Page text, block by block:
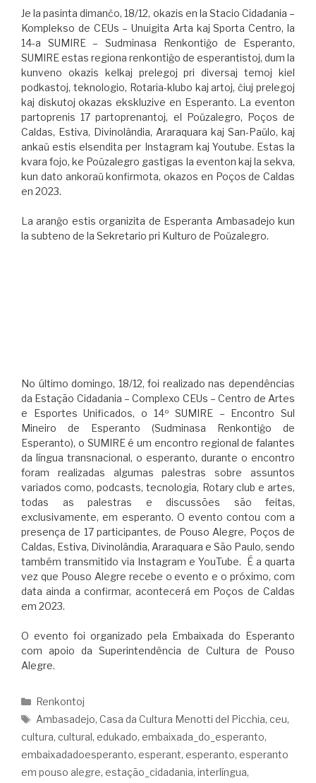
Je la pasinta dimanĉo, 18/12, okazis en la Stacio Cidadania –
Komplekso de CEUs – Unuigita Arta kaj Sporta Centro, la
14-a SUMIRE – Sudminasa Renkontiĝo de Esperanto,
SUMIRE estas regiona renkontiĝo de esperantistoj, dum la
kunveno okazis kelkaj prelegoj pri diversaj temoj kiel
podkastoj, teknologio, Rotaria-klubo kaj artoj, ĉiuj prelegoj
kaj diskutoj okazas ekskluzive en Esperanto. La eventon
partoprenis 17 partoprenantoj, el Poŭzalegro, Poços de
Caldas, Estiva, Divinolândia, Araraquara kaj San-Paŭlo, kaj
ankaŭ estis elsendita per Instagram kaj Youtube. Estas la
kvara fojo, ke Poŭzalegro gastigas la eventon kaj la sekva,
kun dato ankoraŭ konfirmota, okazos en Poços de Caldas
en 2023.
La aranĝo estis organizita de Esperanta Ambasadejo kun
la subteno de la Sekretario pri Kulturo de Poŭzalegro.
No último domingo, 18/12, foi realizado nas dependências
da Estação Cidadania – Complexo CEUs – Centro de Artes
e Esportes Unificados, o 14º SUMIRE – Encontro Sul
Mineiro de Esperanto (Sudminasa Renkontiĝo de
Esperanto), o SUMIRE é um encontro regional de falantes
da língua transnacional, o esperanto, durante o encontro
foram realizadas algumas palestras sobre assuntos
variados como, podcasts, tecnologia, Rotary club e artes,
todas as palestras e discussões são feitas,
exclusivamente, em esperanto. O evento contou com a
presença de 17 participantes, de Pouso Alegre, Poços de
Caldas, Estiva, Divinolândia, Araraquara e São Paulo, sendo
também transmitido via Instagram e YouTube. É a quarta
vez que Pouso Alegre recebe o evento e o próximo, com
data ainda a confirmar, acontecerá em Poços de Caldas
em 2023.
O evento foi organizado pela Embaixada do Esperanto
com apoio da Superintendência de Cultura de Pouso
Alegre.
Renkontoj
Ambasadejo,Casa da Cultura Menotti del Picchia, ceu,
cultura, cultural, edukado, embaixada_do_esperanto,
embaixadadoesperanto, esperant, esperanto, esperanto
em pouso alegre, estação_cidadania, interlíngua,